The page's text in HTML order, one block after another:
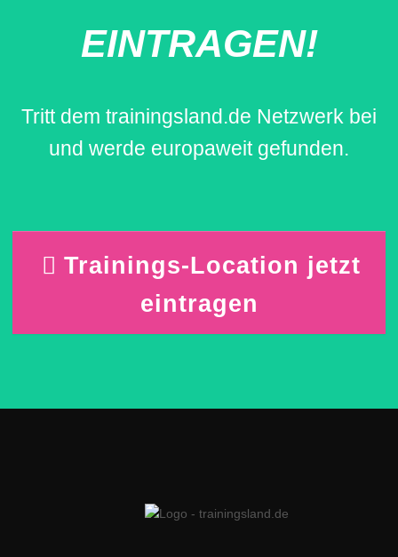
EINTRAGEN!
Tritt dem trainingsland.de Netzwerk bei
und werde europaweit gefunden.
Trainings-Location jetzt
eintragen